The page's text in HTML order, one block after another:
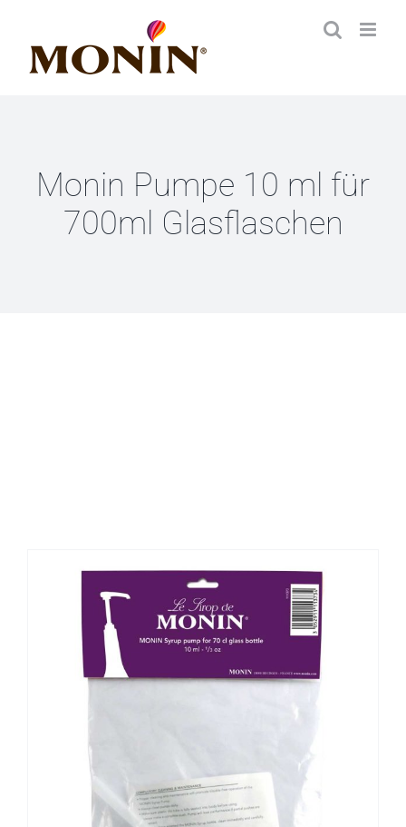
Inhalt
springen
Monin Pumpe 10 ml für
700ml Glasflaschen